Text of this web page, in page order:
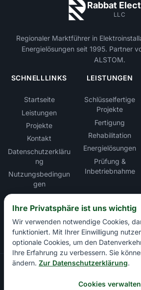
Rabbat
LLC
Regionaler Marktführer in
Energielösungen seit 1995. Partner
ALSTOM.
SCHNELLLINKS
Startseite
Leistungen
Projekte
Kontakt
Datenschutzerkläru
ng
Nutzungsbedingun
gen
Sitemap
LEISTUNGEN
Schlüsselfertige
Projekte
Fertigung
Rehabilitation
Energielösungen
Prüfung &
Inbetriebnahme
Energielösungen. Alle Rechte
Ihre Privatsphäre ist uns wichtig
Wir verwenden notwendige Cookies,
funktioniert. Mit Ihrer Einwilligung
optionale Cookies, um den
Ihre Erfahrung zu verbessern. Sie
ändern. Zur Datenschutzerklärung.
Cookies verwalten